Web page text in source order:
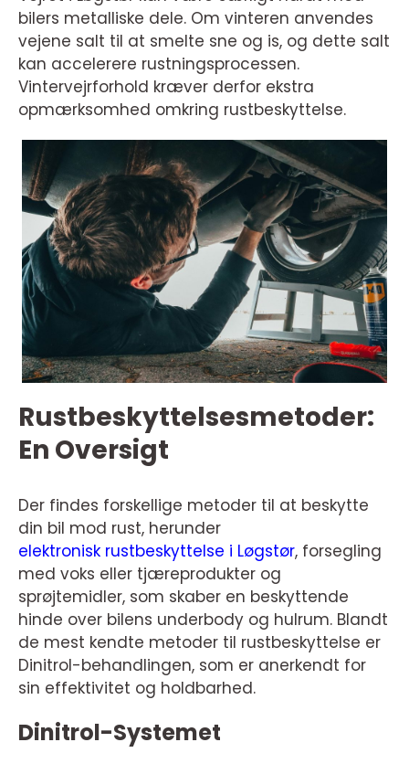
bilers metalliske dele. Om vinteren anvendes
vejene salt til at smelte sne og is, og dette salt
kan accelerere rustningsprocessen.
Vintervejrforhold kræver derfor ekstra
opmærksomhed omkring rustbeskyttelse.
Rustbeskyttelsesmetoder:
En Oversigt
Der findes forskellige metoder til at beskytte
din bil mod rust, herunder
elektronisk rustbeskyttelse i Løgstør, forsegling
med voks eller tjæreprodukter og
sprøjtemidler, som skaber en beskyttende
hinde over bilens underbody og hulrum. Blandt
de mest kendte metoder til rustbeskyttelse er
Dinitrol-behandlingen, som er anerkendt for
sin effektivitet og holdbarhed.
Dinitrol-Systemet